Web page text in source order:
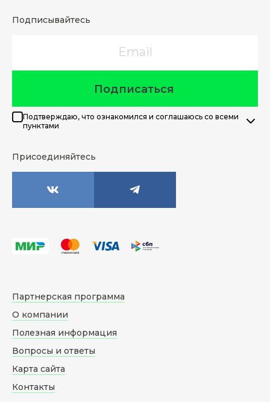
Подписывайтесь
Подписаться
Подтверждаю, что ознакомился и соглашаюсь со всеми
пунктами
Присоединяйтесь
Партнерская программа
О компании
Полезная информация
Вопросы и ответы
Карта сайта
Контакты